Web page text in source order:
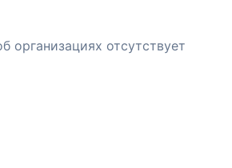
организациях отсутствует